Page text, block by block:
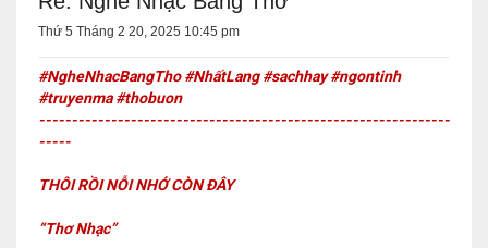
Thứ 5 Tháng 2 20, 2025 10:45 pm
#NgheNhacBangTho #NhấtLang #sachhay #ngontinh
#truyenma #thobuon
---------------------------------------------------------------
-----
THÔI RỒI NỖI NHỚ CÒN ĐÂY
“Thơ Nhạc”